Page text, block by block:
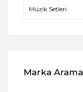
Müzik Setleri
Marka Arama